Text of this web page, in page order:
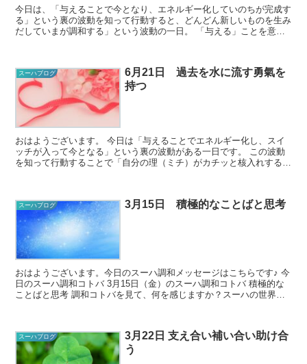
今日は、「与えることで今となり、エネルギー化していのちが完成す
る」という裏の波動を知って行動すると、どんどん新しいものを生み
だしていまが調和する」という波動の一日。 「与える」ことを意識
スーハブログ
6月21日 過去を水に流す勇氣を
持つ
おはようございます。 今日は「与えることでエネルギー化し、スイ
ッチが入って今となる」という裏の波動がある一日です。 この波動
を知って行動することで「自分の理（ミチ）がカチッと核入れする
スーハブログ 3月15日 積極的なことばと思考
おはようございます。今日のスーハ調和メッセージはこちらです♪ 今
日のスーハ調和コトバ 3月15日（金）のスーハ調和コトバ 積極的な
ことばと思考 調和コトバを見て、何を感じますか？スーハの世界で
スーハブログ
3月22日 支え合い補い合い助け合
う